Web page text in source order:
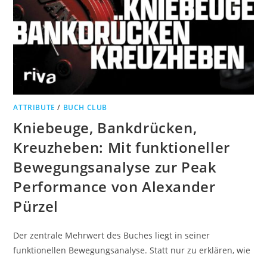
ATTRIBUTE / BUCH CLUB
Kniebeuge, Bankdrücken,
Kreuzheben: Mit funktioneller
Bewegungsanalyse zur Peak
Performance von Alexander
Pürzel
Der zentrale Mehrwert des Buches liegt in seiner
funktionellen Bewegungsanalyse. Statt nur zu erklären, wie